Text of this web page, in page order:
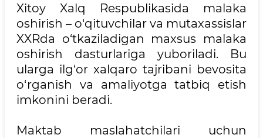
Xitoy Xalq Respublikasida malaka
oshirish – o‘qituvchilar va mutaxassislar
XXRda o‘tkaziladigan maxsus malaka
oshirish dasturlariga yuboriladi. Bu
ularga ilg‘or xalqaro tajribani bevosita
o‘rganish va amaliyotga tatbiq etish
imkonini beradi.
Maktab maslahatchilari uchun